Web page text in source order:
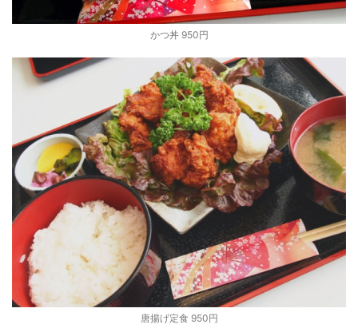
かつ丼 950円
唐揚げ定食 950円